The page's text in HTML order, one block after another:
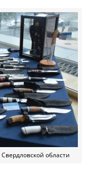
области